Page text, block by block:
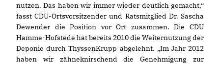
nutzen. Das haben wir immer wieder deutlich gemacht,“
fasst CDU-Ortsvorsitzender und Ratsmitglied Dr. Sascha
Dewender die Position vor Ort zusammen. Die CDU
Hamme-Hofstede hat bereits 2010 die Weiternutzung der
Deponie durch ThyssenKrupp abgelehnt. „Im Jahr 2012
haben wir zähneknirschend die Genehmigung zur